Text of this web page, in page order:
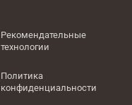
Рекомендательные
технологии
Политика
конфиденциальности